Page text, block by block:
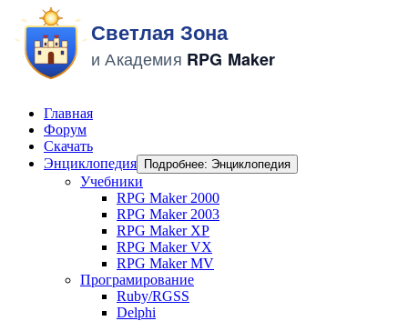
Главная
Форум
Скачать
Энциклопедия
Подробнее: Энциклопедия
Учебники
RPG Maker 2000
RPG Maker 2003
RPG Maker XP
RPG Maker VX
RPG Maker MV
Програмирование
Ruby/RGSS
Delphi